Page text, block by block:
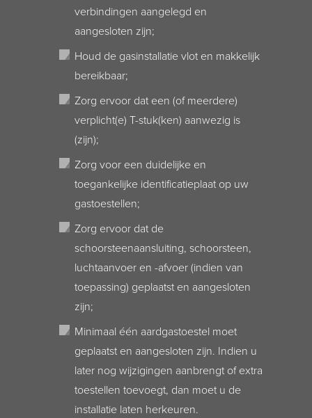
verbindingen aangelegd en
aangesloten zijn;
Houd de gasinstallatie vlot en makkelijk
bereikbaar;
Zorg ervoor dat een (of meerdere)
verplicht(e) T-stuk(ken) aanwezig is
(zijn);
Zorg voor een duidelijke en
toegankelijke identificatieplaat op uw
gastoestellen;
Zorg ervoor dat de
schoorsteenaansluiting, schoorsteen,
luchtaanvoer en -afvoer (indien van
toepassing) geplaatst en aangesloten
zijn;
Minimaal één aardgastoestel moet
geplaatst en aangesloten zijn. Indien u
later nog wijzigingen aanbrengt of extra
toestellen toevoegt, dan moet u de
installatie laten herkeuren.